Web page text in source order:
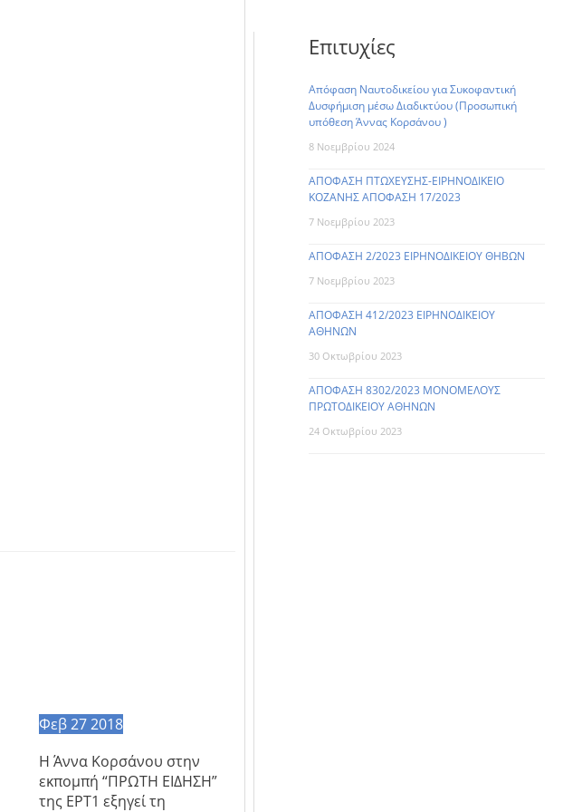
Φεβ272018
Η Άννα Κορσάνου στην
εκπομπή “ΠΡΩΤΗ ΕΙΔΗΣΗ”
της ΕΡΤ1 εξηγεί τη
Επιτυχίες
Απόφαση Ναυτοδικείου για Συκοφαντική
Δυσφήμιση μέσω Διαδικτύου (Προσωπική
υπόθεση Άννας Κορσάνου )
8 Νοεμβρίου 2024
ΑΠΟΦΑΣΗ ΠΤΩΧΕΥΣΗΣ-ΕΙΡΗΝΟΔΙΚΕΙΟ
ΚΟΖΑΝΗΣ ΑΠΟΦΑΣΗ 17/2023
7 Νοεμβρίου 2023
ΑΠΟΦΑΣΗ 2/2023 ΕΙΡΗΝΟΔΙΚΕΙΟΥ ΘΗΒΩΝ
7 Νοεμβρίου 2023
ΑΠΟΦΑΣΗ 412/2023 ΕΙΡΗΝΟΔΙΚΕΙΟΥ
ΑΘΗΝΩΝ
30 Οκτωβρίου 2023
ΑΠΟΦΑΣΗ 8302/2023 ΜΟΝΟΜΕΛΟΥΣ
ΠΡΩΤΟΔΙΚΕΙΟΥ ΑΘΗΝΩΝ
24 Οκτωβρίου 2023